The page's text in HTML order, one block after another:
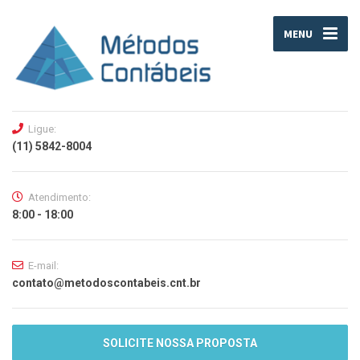
MENU
Ligue:
(11) 5842-8004
Atendimento:
8:00 - 18:00
E-mail:
contato@metodoscontabeis.cnt.br
SOLICITE NOSSA PROPOSTA